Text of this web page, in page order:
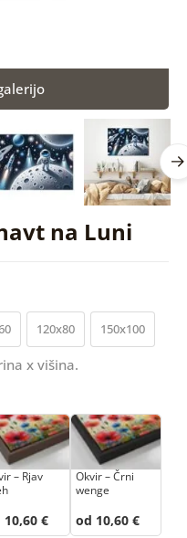
na Luni
120x80 150x100
x višina.
– Rjav
10,60 €
Okvir – Črni
wenge
od 10,60 €